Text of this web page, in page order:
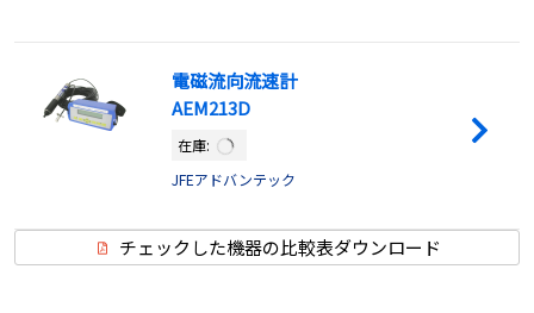
電磁流向流速計
AEM213D
在庫:
JFEアドバンテック
チェックした機器の比較表ダウンロード